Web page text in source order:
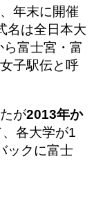
年末に開催
名は全日本大
富士宮・富
子駅伝と呼
が2013年か
、各大学が1
ックに富士